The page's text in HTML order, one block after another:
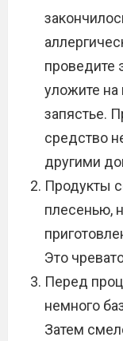
проведите
уложите на
запястье.
средство
другими
Продукты
плесенью,
Это
Перед
немного
Затем